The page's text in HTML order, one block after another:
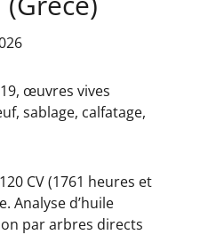
œuvres vives
sablage, calfatage,
CV (1761 heures et
Analyse d’huile
par arbres directs